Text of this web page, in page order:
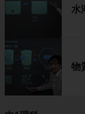
水
物